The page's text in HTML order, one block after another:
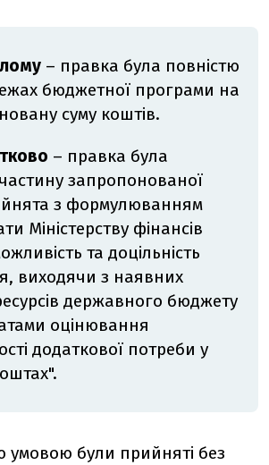
– правка була повністю
бюджетної програми на
суму коштів.
– правка була
запропонованої
з формулюванням
Міністерству фінансів
та доцільність
виходячи з наявних
державного бюджету
оцінювання
додаткової потреби у
умовою були прийняті без